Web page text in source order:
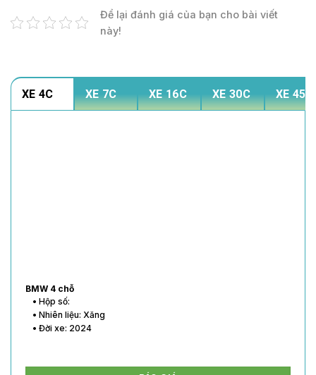
Để lại đánh giá của bạn cho bài viết
này!
XE 4C XE 7C XE 16C XE 30C XE 45C
BMW 4 chỗ
• Hộp số:
• Nhiên liệu: Xăng
• Đời xe: 2024